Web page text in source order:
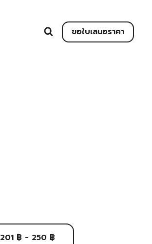
ขอใบเสนอราคา
201 ฿ - 250 ฿